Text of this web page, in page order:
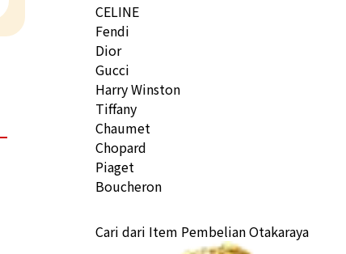
CELINE
Fendi
Dior
Gucci
Harry Winston
Tiffany
Chaumet
Chopard
Piaget
Boucheron
Cari dari Item Pembelian Otakaraya